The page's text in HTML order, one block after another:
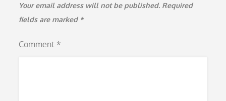
Your email address will not be published. Required
fields are marked *
Comment *